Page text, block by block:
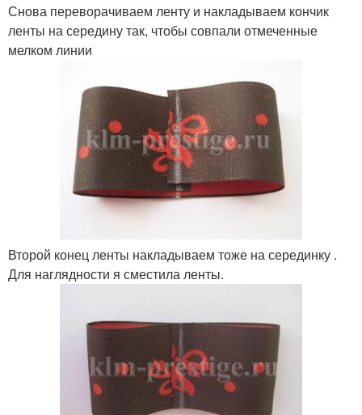
Снова переворачиваем ленту и накладываем кончик
ленты на середину так, чтобы совпали отмеченные
мелком линии
Второй конец ленты накладываем тоже на серединку .
Для наглядности я сместила ленты.